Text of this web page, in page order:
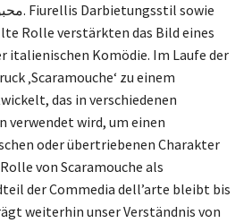
Rolle verstärkten das Bild eines
italienischen Komödie. Im Laufe der
‚Scaramouche‘ zu einem
das in verschiedenen
wird, um einen
oder übertriebenen Charakter
von Scaramouche als
der Commedia dell’arte bleibt bis
weiterhin unser Verständnis von